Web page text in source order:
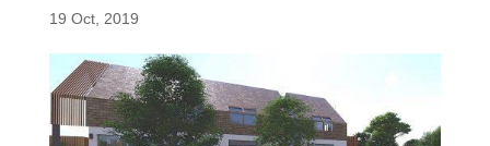
19 Oct, 2019